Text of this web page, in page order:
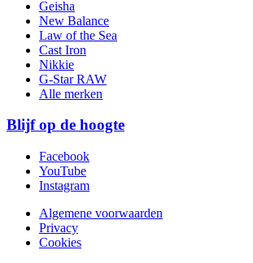
Geisha
New Balance
Law of the Sea
Cast Iron
Nikkie
G-Star RAW
Alle merken
Blijf op de hoogte
Facebook
YouTube
Instagram
Algemene voorwaarden
Privacy
Cookies